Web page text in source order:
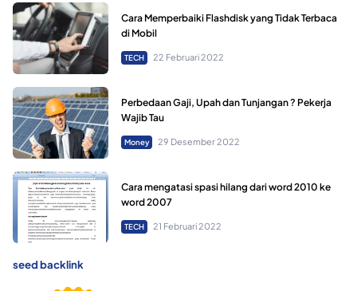
Cara Memperbaiki Flashdisk yang Tidak Terbaca
di Mobil
TECH 22 Februari 2022
Perbedaan Gaji, Upah dan Tunjangan ? Pekerja
Wajib Tau
Money 29 Desember 2022
Cara mengatasi spasi hilang dari word 2010 ke
word 2007
TECH 21 Februari 2022
seed backlink